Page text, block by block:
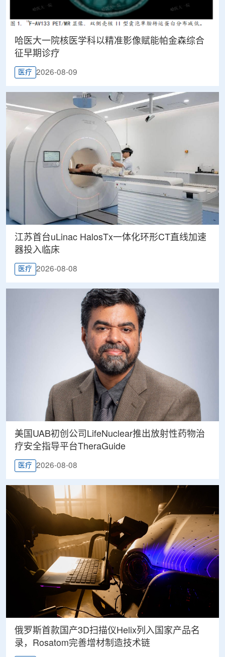
哈医大一院核医学科以精准影像赋能帕金森综合
征早期诊疗
医疗 2026-08-09
江苏首台uLinac HalosTx一体化环形CT直线加速
器投入临床
医疗 2026-08-08
美国UAB初创公司LifeNuclear推出放射性药物治
疗安全指导平台TheraGuide
医疗 2026-08-08
俄罗斯首款国产3D扫描仪Helix列入国家产品名
录，Rosatom完善增材制造技术链